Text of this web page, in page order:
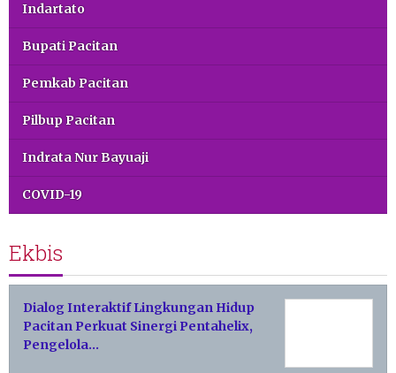
Indartato
Bupati Pacitan
Pemkab Pacitan
Pilbup Pacitan
Indrata Nur Bayuaji
COVID-19
Ekbis
Dialog Interaktif Lingkungan Hidup
Pacitan Perkuat Sinergi Pentahelix,
Pengelola…